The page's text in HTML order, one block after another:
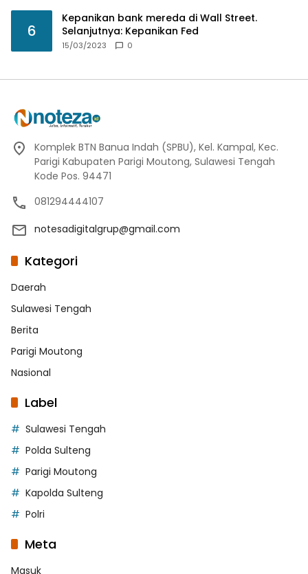
6
Kepanikan bank mereda di Wall Street.
Selanjutnya: Kepanikan Fed
15/03/2023 0
Komplek BTN Banua Indah (SPBU), Kel. Kampal, Kec.
Parigi Kabupaten Parigi Moutong, Sulawesi Tengah
Kode Pos. 94471
081294444107
notesadigitalgrup@gmail.com
Kategori
Daerah
Sulawesi Tengah
Berita
Parigi Moutong
Nasional
Label
Sulawesi Tengah
Polda Sulteng
Parigi Moutong
Kapolda Sulteng
Polri
Meta
Masuk